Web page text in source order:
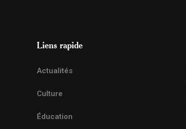
Liens rapide
Actualités
Culture
Éducation